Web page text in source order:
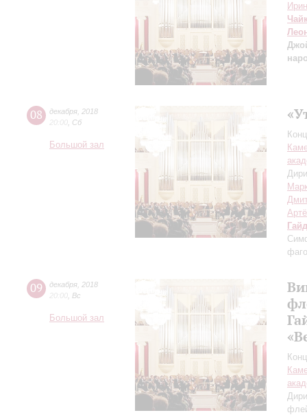
08 декабря 2018
20:00 Сб
Большой зал
09 декабря 2018
20:00 Вс
Большой зал